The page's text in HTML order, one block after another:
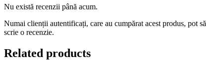
Nu există recenzii până acum.
Numai clienții autentificați, care au cumpărat acest produs, pot să
scrie o recenzie.
Related products